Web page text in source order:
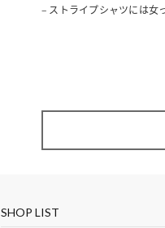
– ストライプシャツには女
SHOP LIST